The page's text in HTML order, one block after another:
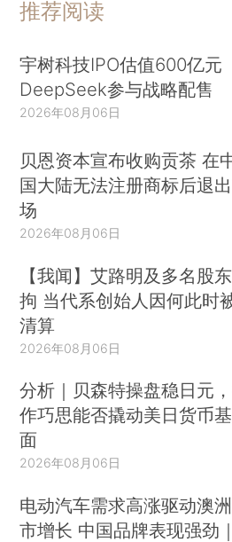
推荐阅读
宇树科技IPO估值600亿元
DeepSeek参与战略配售
2026年08月06日
贝恩资本宣布收购贡茶 在
国大陆无法注册商标后退
场
2026年08月06日
【我闻】艾路明及多名股
拘 当代系创始人因何此时
清算
2026年08月06日
分析｜贝森特操盘稳日元
作巧思能否撬动美日货币
面
2026年08月06日
电动汽车需求高涨驱动澳
市增长 中国品牌表现强劲｜